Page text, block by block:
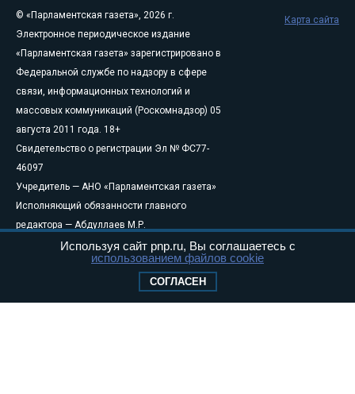
© «Парламентская газета», 2026 г.
Электронное периодическое издание
«Парламентская газета» зарегистрировано в
Федеральной службе по надзору в сфере
связи, информационных технологий и
массовых коммуникаций (Роскомнадзор) 05
августа 2011 года. 18+
Свидетельство о регистрации Эл № ФС77-
46097
Учредитель — АНО «Парламентская газета»
Исполняющий обязанности главного
редактора — Абдуллаев М.Р.
Тел.: +7 (495) 637–69–79 E-mail:pg@pnp.ru
Федерального Собрания РФ. Издается с 1997 года. Учредители
Карта сайта
Используя сайт pnp.ru, Вы соглашаетесь с
использованием файлов cookie
СОГЛАСЕН